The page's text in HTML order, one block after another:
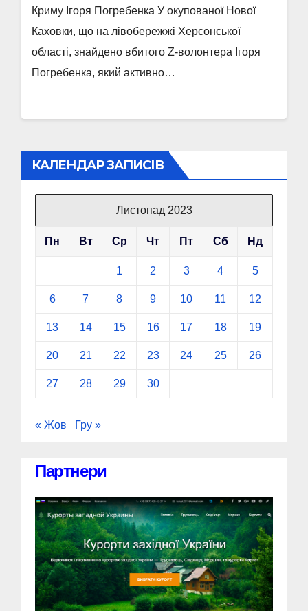
Криму Ігоря Погребенка У окупованої Нової
Каховки, що на лівобережжі Херсонської
області, знайдено вбитого Z-волонтера Ігоря
Погребенка, який активно…
КАЛЕНДАР ЗАПИСІВ
Листопад 2023
Пн Вт Ср Чт Пт Сб Нд
1 2 3 4 5
6 7 8 9 10 11 12
13 14 15 16 17 18 19
20 21 22 23 24 25 26
27 28 29 30
« Жов Гру »
Партнери